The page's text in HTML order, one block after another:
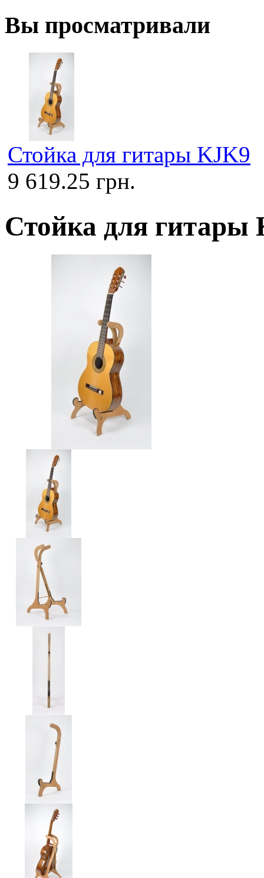
Вы просматривали
Стойка для гитары KJK9
9 619.25 грн.
Стойка для гитары